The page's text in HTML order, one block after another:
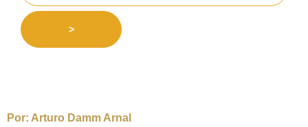
>
Por: Arturo Damm Arnal